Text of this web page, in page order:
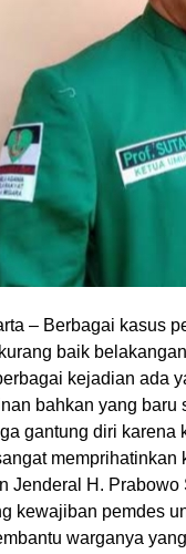
– Berbagai kasus
baik
kejadian ada
bahkan yang baru
gantung diri karena
memprihatinkan
Jenderal H. Prabowo
kewajiban pemdes
warganya